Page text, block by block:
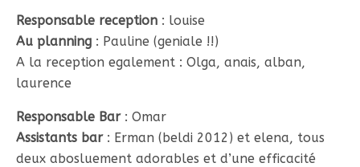
Responsable reception : louise
Au planning : Pauline (geniale !!)
A la reception egalement : Olga, anais, alban,
laurence
Responsable Bar: Omar
Assistants bar: Erman (beldi 2012) et elena, tous
deux abosluement adorables et d’une efficacité